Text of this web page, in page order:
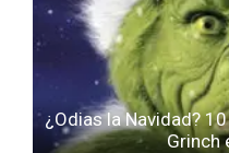
¿Odias la Navidad?
Grinch